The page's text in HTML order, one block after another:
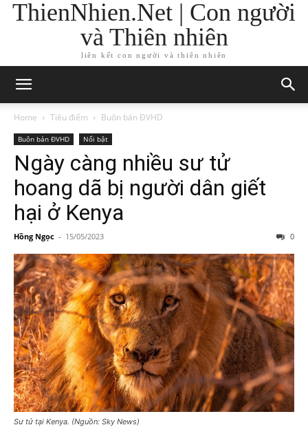
ThienNhien.Net | Con người
và Thiên nhiên
liên kết con người và thiên nhiên
Home Tiêu điểm Buôn bán ĐVHD
Buôn bán ĐVHD Nổi bật
Ngày càng nhiều sư tử
hoang dã bị người dân giết
hại ở Kenya
Hồng Ngọc - 15/05/2023 0
Sư tử tại Kenya. (Nguồn: Sky News)